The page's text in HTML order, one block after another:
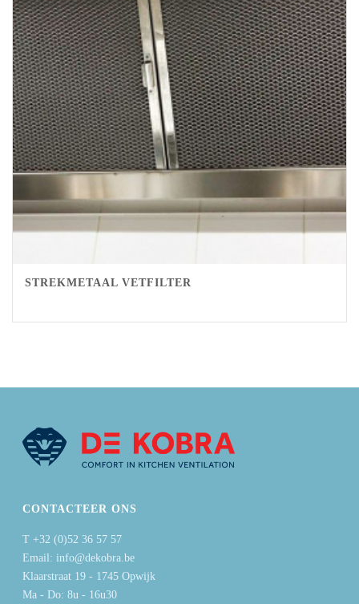
STREKMETAAL VETFILTER
CONTACTEER ONS
T +32 (0)52 36 57 57
Email: info@dekobra.be
Klaarstraat 19 - 1745 Opwijk
Ma - Do: 8u - 16u30